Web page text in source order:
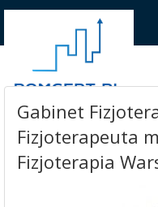
Gabinet
Fizjoterapeuta
Fizjoterapia